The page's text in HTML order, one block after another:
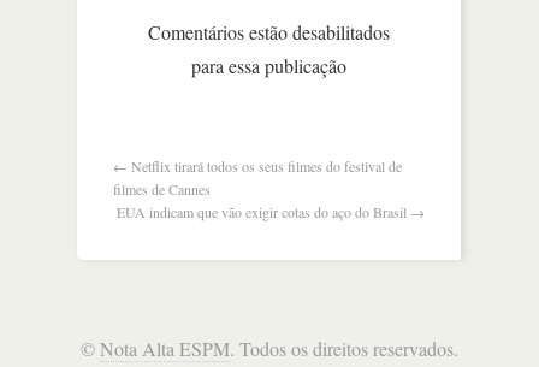
Comentários estão desabilitados
para essa publicação
← Netflix tirará todos os seus filmes do festival de
filmes de Cannes
EUA indicam que vão exigir cotas do aço do Brasil →
©Nota Alta ESPM. Todos os direitos reservados.